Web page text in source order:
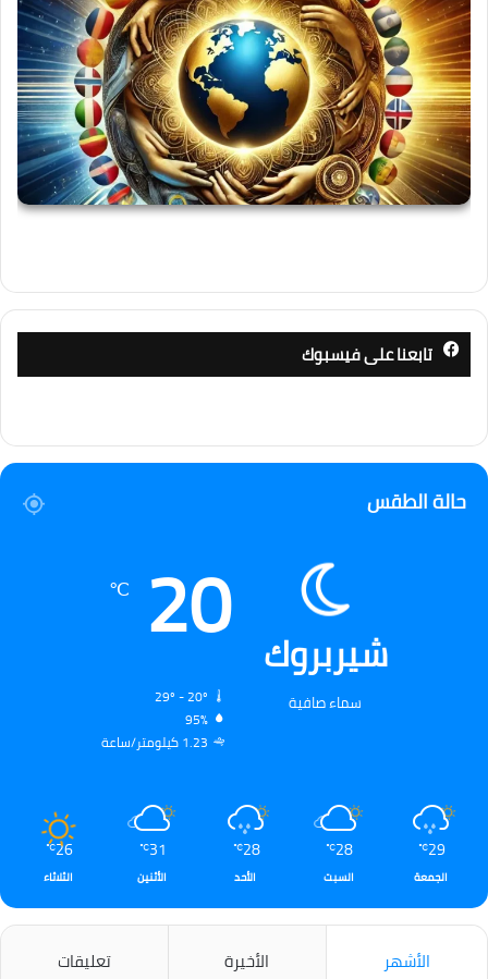
تابعنا على فيسبوك
حالة الطقس
شيربروك
سماء صافية
20
℃
95%
1.23 كيلومتر/ساعة
29
℃
الجمعة
28
℃
السبت
28
℃
الأحد
31
℃
الأثنين
26
℃
الثلاثاء
الأشهر الأخيرة تعليقات